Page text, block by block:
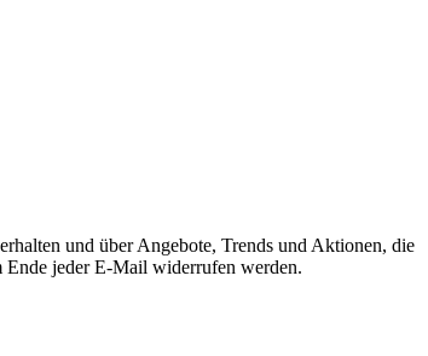
und über Angebote, Trends und Aktionen, die
Ende jeder E-Mail widerrufen werden.